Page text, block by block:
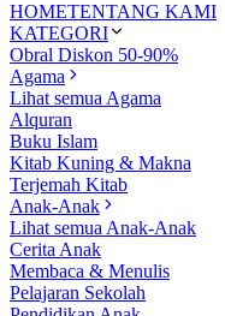
HOMETENTANG KAMI
KATEGORI
Obral Diskon 50-90%
Agama
Lihat semua Agama
Alquran
Buku Islam
Kitab Kuning & Makna
Terjemah Kitab
Anak-Anak
Lihat semua Anak-Anak
Cerita Anak
Membaca & Menulis
Pelajaran Sekolah